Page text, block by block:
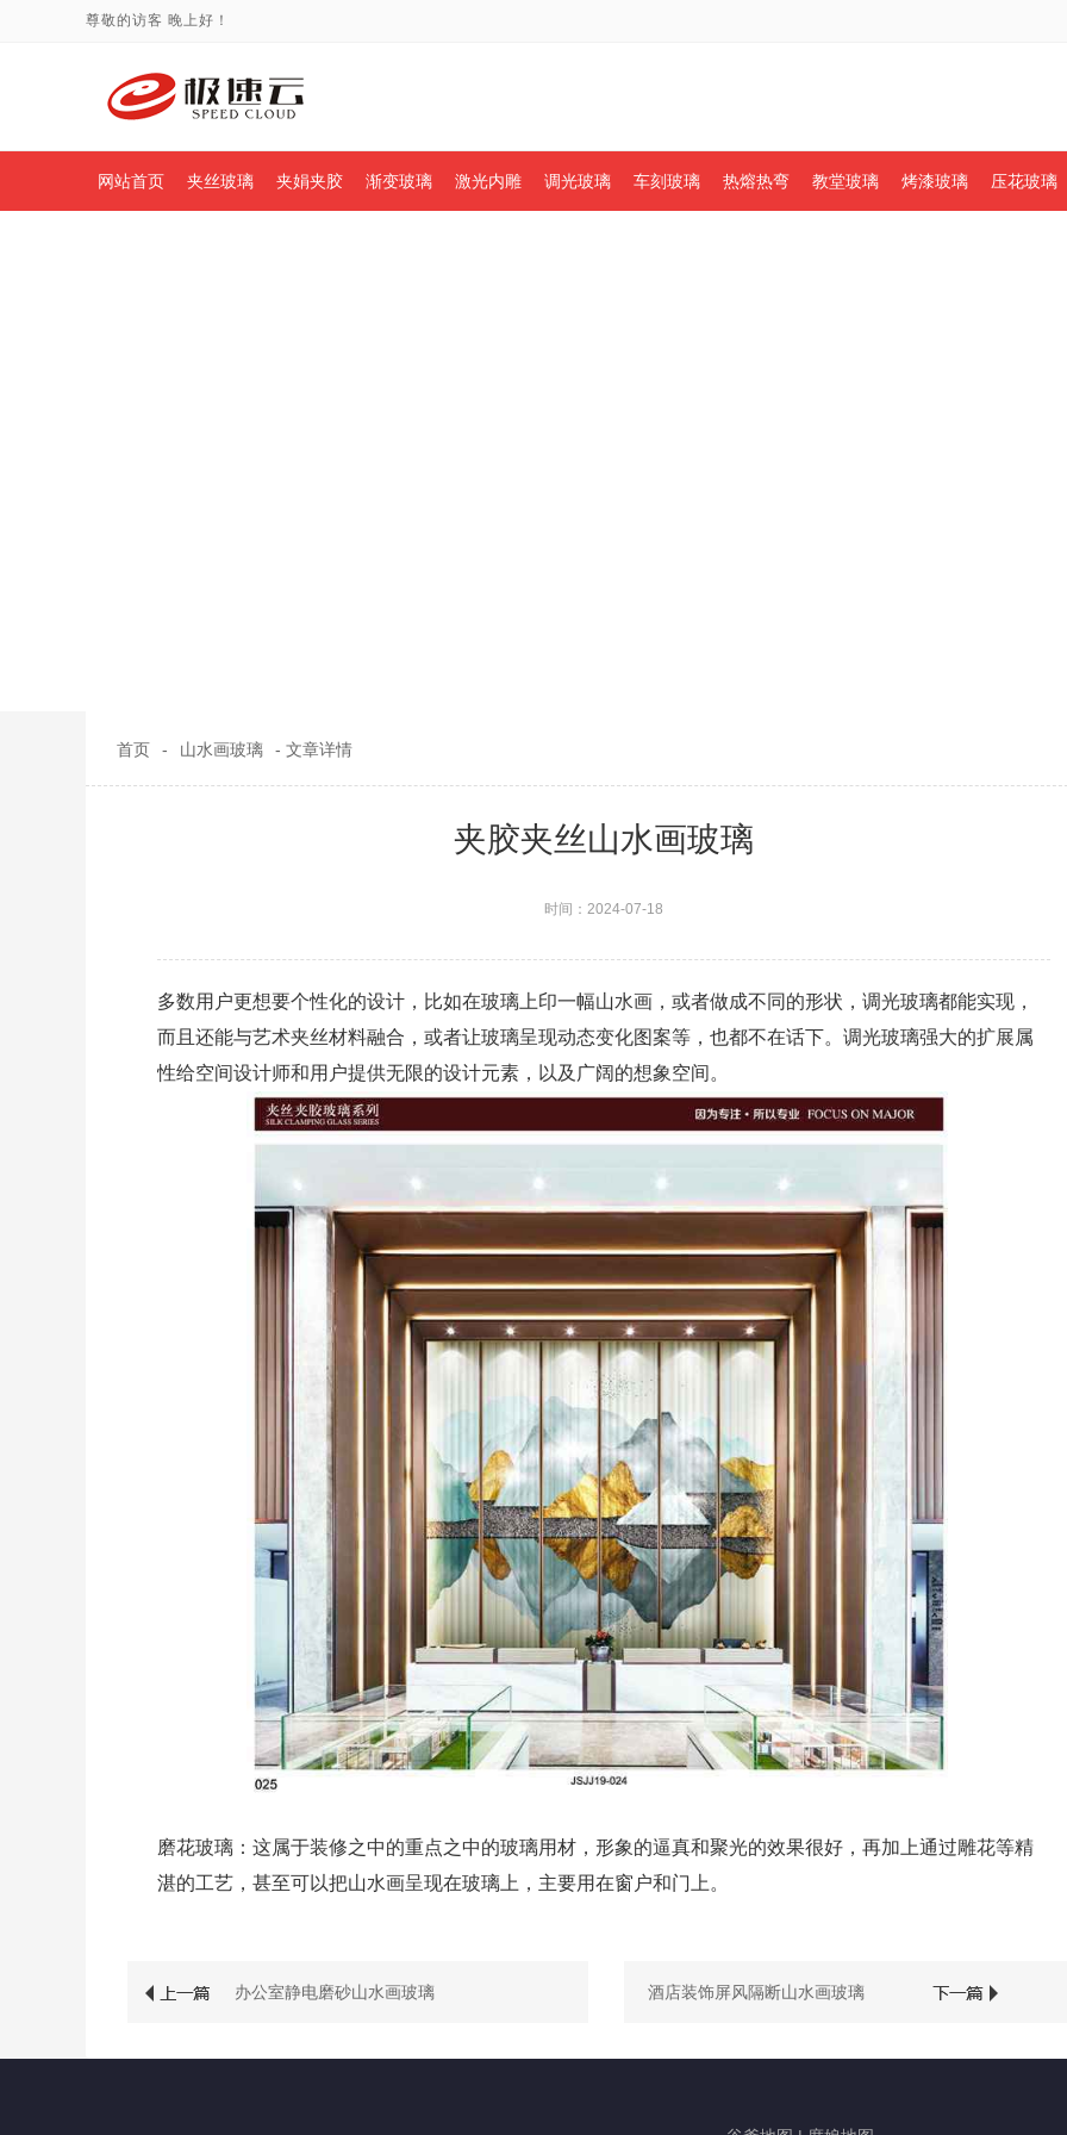
尊敬的访客 晚上好！
网站首页 夹丝玻璃 夹娟夹胶 渐变玻璃 激光内雕 调光玻璃 车刻玻璃 热熔热弯 教堂玻璃 烤漆玻璃 压花玻璃
首页 - 山水画玻璃 - 文章详情
夹胶夹丝山水画玻璃
时间：2024-07-18
多数用户更想要个性化的设计，比如在玻璃上印一幅山水画，或者做成不同的形状，调光玻璃都能实现，
而且还能与艺术夹丝材料融合，或者让玻璃呈现动态变化图案等，也都不在话下。调光玻璃强大的扩展属
性给空间设计师和用户提供无限的设计元素，以及广阔的想象空间。
磨花玻璃：这属于装修之中的重点之中的玻璃用材，形象的逼真和聚光的效果很好，再加上通过雕花等精
湛的工艺，甚至可以把山水画呈现在玻璃上，主要用在窗户和门上。
办公室静电磨砂山水画玻璃 酒店装饰屏风隔断山水画玻璃